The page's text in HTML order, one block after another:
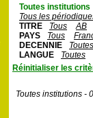
Toutes institutions
Tous les
TITRE
Tous AB
PAYS
Tous
DECENNIE
Toutes
LANGUE
Toutes
Réinitialiser les
Toutes institutions -